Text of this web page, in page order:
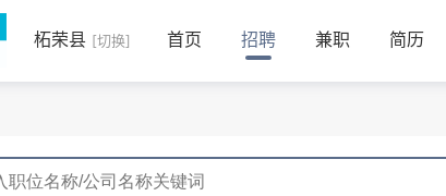
柘荣县 [切换] 首页 招聘 兼职 简历